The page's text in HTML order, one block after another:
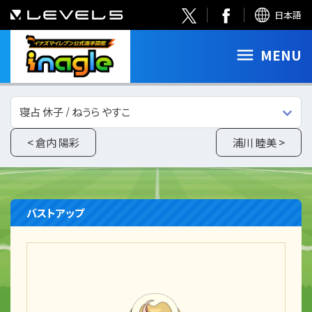
日本語
MENU
< 倉内 陽彩
寝占 休子 / ねうら やすこ
浦川 睦美 >
バストアップ